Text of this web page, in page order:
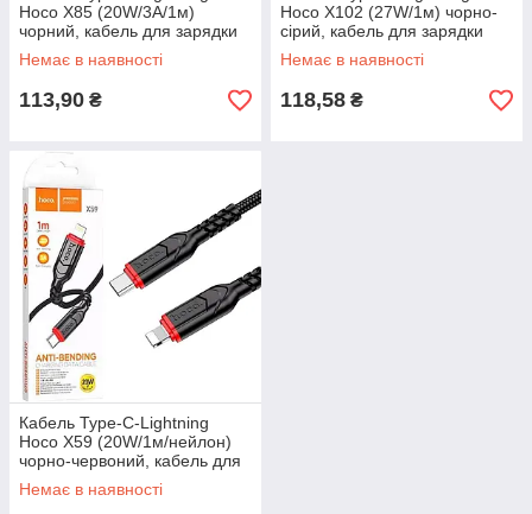
Hoco X85 (20W/3А/1м)
чорний, кабель для зарядки
iPhone Type-C
Немає в наявності
113,90 ₴
Hoco X102 (27W/1м) чорно-
сірий, кабель для зарядки
iPhone Type-C
Немає в наявності
118,58 ₴
Кабель Type-C-Lightning
Hoco X59 (20W/1м/нейлон)
чорно-червоний, кабель для
айпад USB-C
Немає в наявності